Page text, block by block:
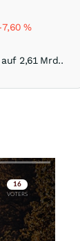
7,60%
2,61 Mrd..
Skip